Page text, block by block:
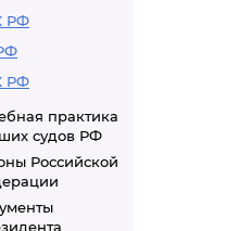
РФ
РФ
практика
судов РФ
Российской